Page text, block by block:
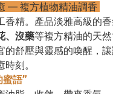
— 複方植物精油調香
香精。產品淡雅高級的
、沒藥等複方精油的天
的舒壓與靈感的喚醒，
刻。
蜜語”